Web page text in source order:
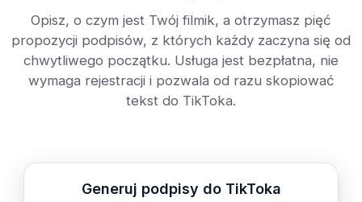
Opisz, o czym jest Twój filmik, a otrzymasz pięć
propozycji podpisów, z których każdy zaczyna się od
chwytliwego początku. Usługa jest bezpłatna, nie
wymaga rejestracji i pozwala od razu skopiować
tekst do TikToka.
Generuj podpisy do TikToka